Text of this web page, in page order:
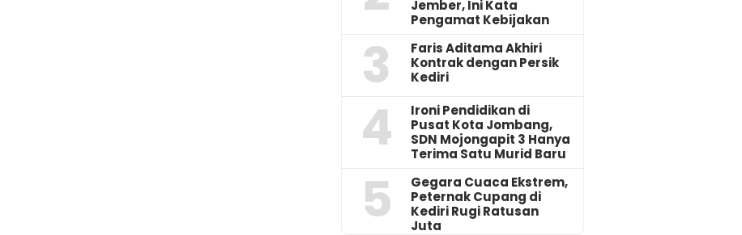
Jember, Ini Kata
Pengamat Kebijakan ‎
3
Faris Aditama Akhiri
Kontrak dengan Persik
Kediri
4
Ironi Pendidikan di
Pusat Kota Jombang,
SDN Mojongapit 3 Hanya
Terima Satu Murid Baru
5
‎Gegara Cuaca Ekstrem,
Peternak Cupang di
Kediri Rugi Ratusan
Juta